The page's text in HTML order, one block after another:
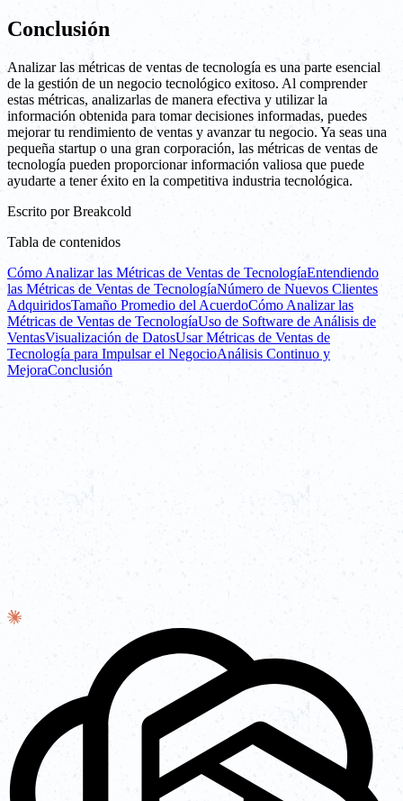
Conclusión
Analizar las métricas de ventas de tecnología es una parte esencial
de la gestión de un negocio tecnológico exitoso. Al comprender
estas métricas, analizarlas de manera efectiva y utilizar la
información obtenida para tomar decisiones informadas, puedes
mejorar tu rendimiento de ventas y avanzar tu negocio. Ya seas una
pequeña startup o una gran corporación, las métricas de ventas de
tecnología pueden proporcionar información valiosa que puede
ayudarte a tener éxito en la competitiva industria tecnológica.
Escrito por Breakcold
Tabla de contenidos
Cómo Analizar las Métricas de Ventas de TecnologíaEntendiendo
las Métricas de Ventas de TecnologíaNúmero de Nuevos Clientes
AdquiridosTamaño Promedio del AcuerdoCómo Analizar las
Métricas de Ventas de TecnologíaUso de Software de Análisis de
VentasVisualización de DatosUsar Métricas de Ventas de
Tecnología para Impulsar el NegocioAnálisis Continuo y
MejoraConclusión